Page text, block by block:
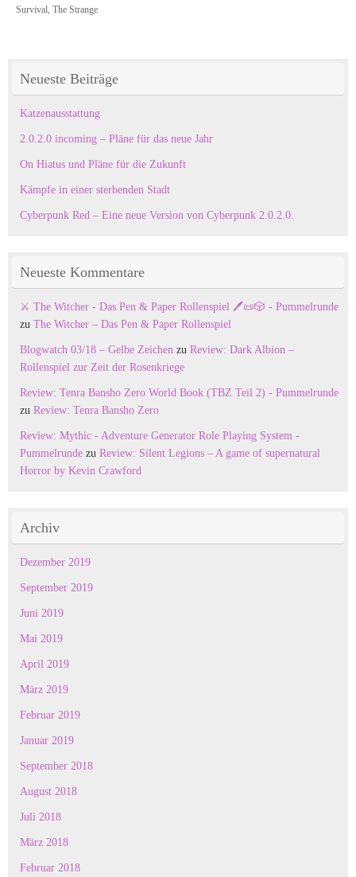
Survival The Strange
Neueste Beiträge
Katzenausstattung
2.0.2.0 incoming – Pläne für das neue Jahr
On Hiatus und Pläne für die Zukunft
Kämpfe in einer sterbenden Stadt
Cyberpunk Red – Eine neue Version von Cyberpunk 2.0.2.0.
Neueste Kommentare
⚔️ The Witcher - Das Pen & Paper Rollenspiel 🖊️📜🎲 - Pummelrunde
zu The Witcher – Das Pen & Paper Rollenspiel
Blogwatch 03/18 – Gelbe Zeichen zu Review: Dark Albion –
Rollenspiel zur Zeit der Rosenkriege
Review: Tenra Bansho Zero World Book (TBZ Teil 2) - Pummelrunde
zu Review: Tenra Bansho Zero
Review: Mythic - Adventure Generator Role Playing System -
Pummelrunde zu Review: Silent Legions – A game of supernatural
Horror by Kevin Crawford
Archiv
Dezember 2019
September 2019
Juni 2019
Mai 2019
April 2019
März 2019
Februar 2019
Januar 2019
September 2018
August 2018
Juli 2018
März 2018
Februar 2018